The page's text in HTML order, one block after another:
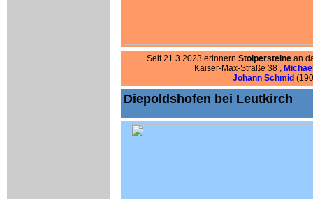
Seit 21.3.2023 erinnern Stolpersteinean
Kaiser-Max-Straße 38 ,
Johann Schmid
Diepoldshofen bei Leutkirch